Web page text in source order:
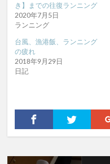
き】までの往復ランニング
2020年7月5日
ランニング
台風、漁港飯、ランニング
の疲れ
2018年9月29日
日記